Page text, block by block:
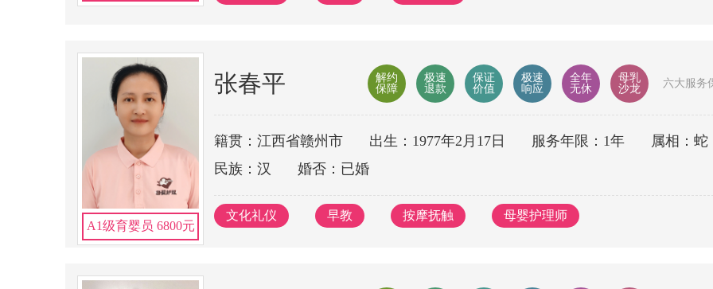
A1级育婴员 6800元
张春平
解约
保障
极速
退款
保证
价值
极速
响应
全年
无休
母乳
沙龙
六大服务
籍贯：江西省赣州市 出生：1977年2月17日 服务年限：1年
属相：蛇
民族：汉
婚否：已婚
文化礼仪 早教 按摩抚触 母婴护理师